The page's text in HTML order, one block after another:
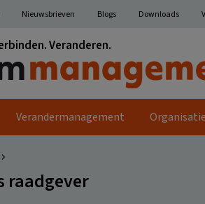
Nieuwsbrieven Blogs Downloads
Veranderen.
Verandermanagement Organisatie
raadgever